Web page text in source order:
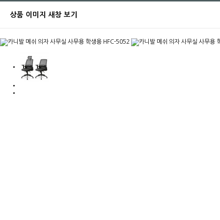
상품 이미지 새창 보기